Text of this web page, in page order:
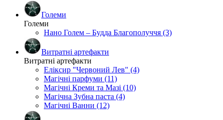
Големи
Големи
Нано Голем – Будда Благополуччя (3)
Витратні артефакти
Витратні артефакти
Еліксир "Червоний Лев" (4)
Магічні парфуми (11)
Магічні Креми та Мазі (10)
Магічна Зубна паста (4)
Магічні Ванни (12)